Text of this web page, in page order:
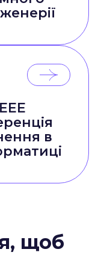
в
щоб